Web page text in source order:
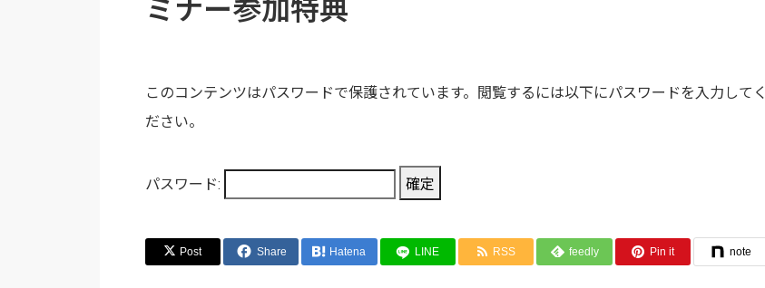
ミナー参加特典
このコンテンツはパスワードで保護されています。閲覧するには以下にパスワードを入力してく
ださい。
パスワード:
Post Share Hatena LINE RSS feedly Pin it note